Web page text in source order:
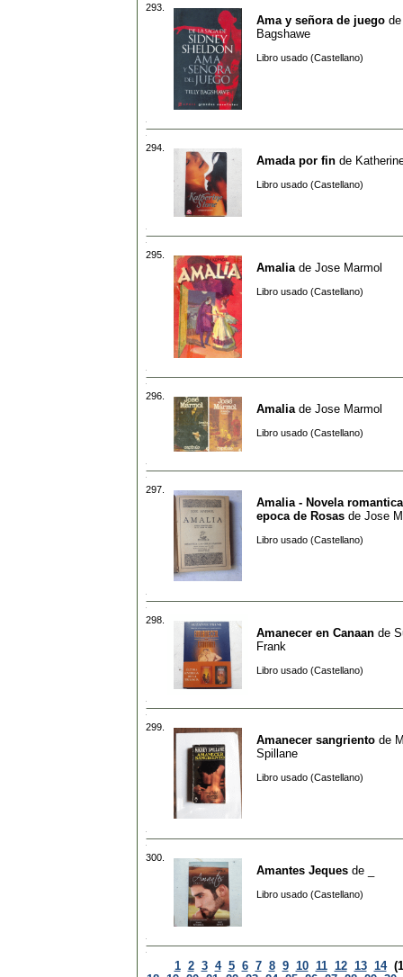
293.
Ama y señora de juego
Bagshawe
Libro usado (Castellano)
294.
Amada por fin de
Libro usado (Castellano)
295.
Amalia de Jose Marmol
Libro usado (Castellano)
296.
Amalia de Jose Marmol
Libro usado (Castellano)
297.
Amalia - Novela
epoca de Rosas de Jose
Libro usado (Castellano)
298.
Amanecer en Canaan de
Frank
Libro usado (Castellano)
299.
Amanecer sangriento de
Spillane
Libro usado (Castellano)
300.
Amantes Jeques de
Libro usado (Castellano)
1 2 3 4 5 6 7 8 9 10 11 12 13 14